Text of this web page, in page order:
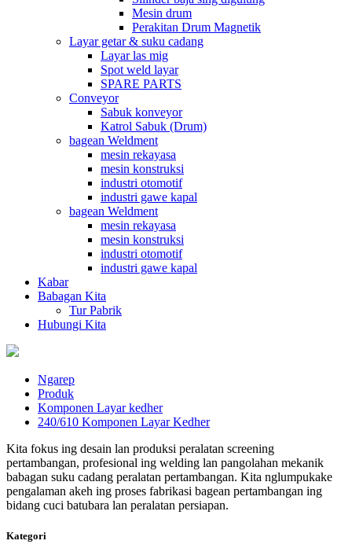
Mesin drum
Perakitan Drum Magnetik
Layar getar & suku cadang
Layar las mig
Spot weld layar
SPARE PARTS
Conveyor
Sabuk konveyor
Katrol Sabuk (Drum)
bagean Weldment
mesin rekayasa
mesin konstruksi
industri otomotif
industri gawe kapal
bagean Weldment
mesin rekayasa
mesin konstruksi
industri otomotif
industri gawe kapal
Kabar
Babagan Kita
Tur Pabrik
Hubungi Kita
Ngarep
Produk
Komponen Layar kedher
240/610 Komponen Layar Kedher
Kita fokus ing desain lan produksi peralatan screening
pertambangan, profesional ing welding lan pangolahan mekanik
babagan suku cadang peralatan pertambangan. Kita nglumpukake
pengalaman akeh ing proses fabrikasi bagean pertambangan ing
bidang cuci batubara lan peralatan persiapan.
Kategori